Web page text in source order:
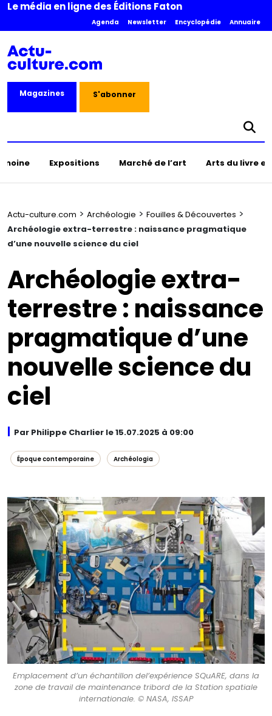
Le média en ligne des Éditions Faton
Agenda Newsletter Encyclopédie Annuaire
Magazines S'abonner
Expositions Marché de l’art Arts du livre
Actu-culture.com > Archéologie > Fouilles & Découvertes >
Archéologie extra-terrestre : naissance pragmatique
d’une nouvelle science du ciel
Archéologie extra-
terrestre : naissance
pragmatique d’une
nouvelle science du
ciel
Par Philippe Charlier le 15.07.2025 à 09:00
Époque contemporaine Archéologia
Emplacement d’un échantillon del’expérience SQuARE, dans la
zone de travail de maintenance tribord de la Station spatiale
internationale. © NASA, ISSAP